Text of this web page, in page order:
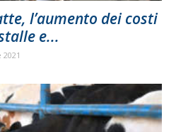
l’aumento dei costi
e...